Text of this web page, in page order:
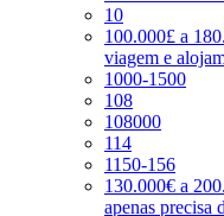
10
100.000£ a
viagem e
1000-1500
108
108000
114
1150-156
130.000€ a
apenas precisa